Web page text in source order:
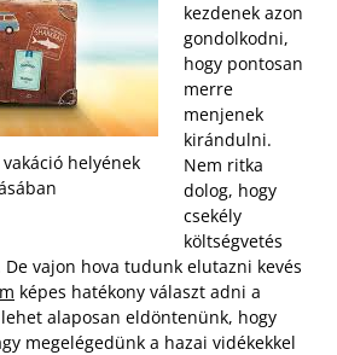
helyének
kezdenek azon
gondolkodni,
hogy pontosan
merre
menjenek
kirándulni.
Nem ritka
dolog, hogy
csekély
költségvetés
vajon hova tudunk elutazni kevés
képes hatékony választ adni a
alaposan eldöntenünk, hogy
megelégedünk a hazai vidékekkel